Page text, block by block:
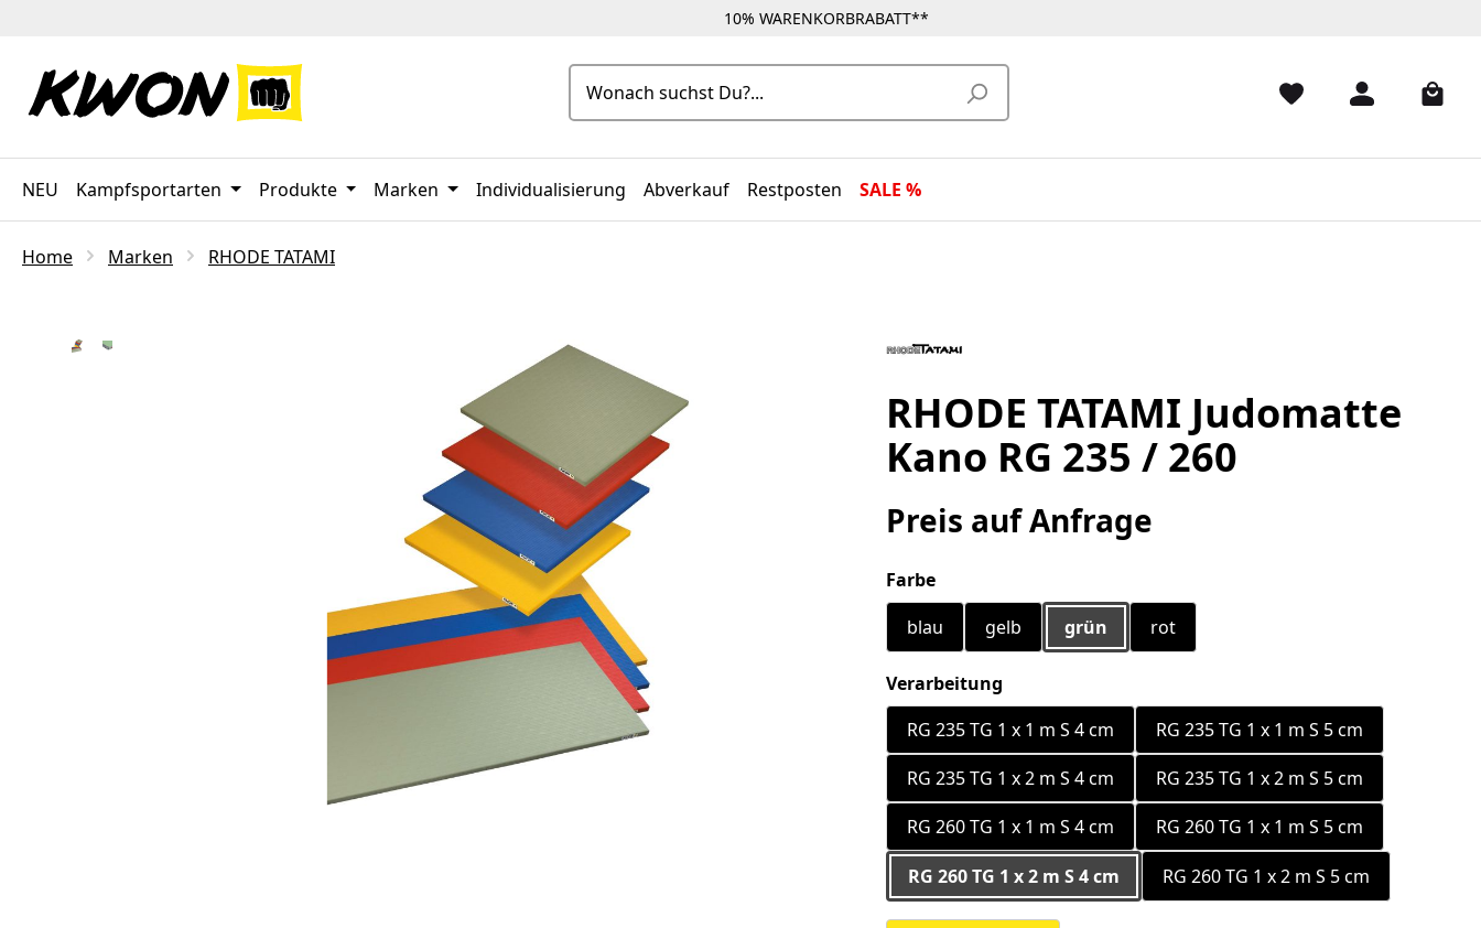
10% WARENKORBRABATT**
NEU Kampfsportarten Produkte Marken Individualisierung Abverkauf Restposten SALE %
Home Marken RHODE TATAMI
RHODE TATAMI Judomatte
Kano RG 235 / 260
Preis auf Anfrage
Farbeauswählen
blau
gelb grün rot
Verarbeitung
RG 235 TG 1 x 1 m S 4 cm
RG 235 TG 1 x 1 m S 5 cm
RG 235 TG 1 x 2 m S 4 cm
RG 235 TG 1 x 2 m S 5 cm
RG 260 TG 1 x 1 m S 4 cm
RG 260 TG 1 x 1 m S 5 cm
RG 260 TG 1 x 2 m S 4 cm RG 260 TG 1 x 2 m S 5 cm